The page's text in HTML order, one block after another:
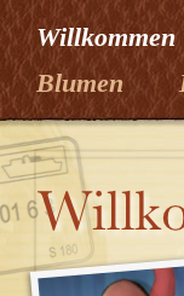
Willkommen
Blumen